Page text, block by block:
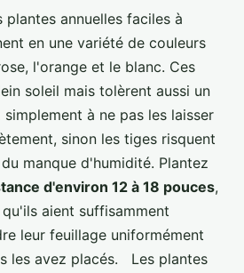
plantes annuelles faciles à
en une variété de couleurs
l'orange et le blanc. Ces
soleil mais tolèrent aussi un
à ne pas les laisser
sinon les tiges risquent
manque d'humidité. Plantez
d'environ 12 à 18 pouces,
aient suffisamment
leur feuillage uniformément
les avez placés. Les plantes